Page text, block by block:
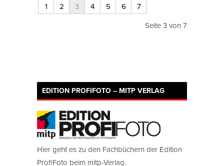
1 2 3 4 5 6
7
Seite 3 von 7
EDITION PROFIFOTO – MITP VERLAG
Hier geht es zu den Fachbüchern der Edition
ProfiFoto beim mitp-Verlag.